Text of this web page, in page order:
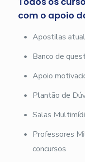
com o apoio
Apostilas
Banco de
Apoio
Plantão de
Salas
Professores
concursos